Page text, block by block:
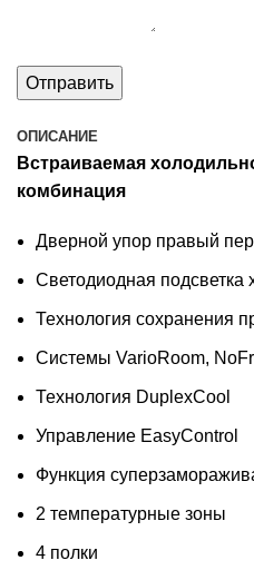
ОПИСАНИЕ
Встраиваемая
комбинация
Дверной упор правый
Светодиодная подсветка
Технология сохранения
Системы VarioRoom,
Технология DuplexCool
Управление EasyControl
Функция
2 температурные зоны
4 полки